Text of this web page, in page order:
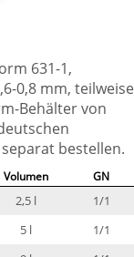
631-1,
0,8 mm, teilweise
Behälter von
bestellen.
Volumen GN
2,5 l
1/1
5 l
1/1